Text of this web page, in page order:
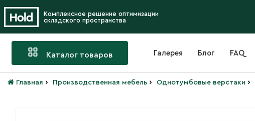
Комплексное решение оптимизации
складского пространства
Каталог товаров Галерея Блог FAQ
Главная › Производственная мебель › Однотумбовые верстаки ›